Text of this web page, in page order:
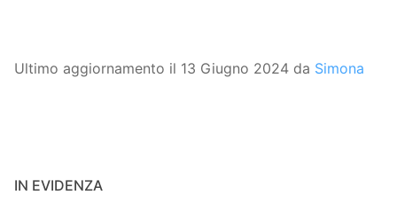
Ultimo aggiornamento il 13 Giugno 2024 da Simona
IN EVIDENZA